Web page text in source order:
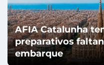
AFIA Catalunha
preparativos
embarque